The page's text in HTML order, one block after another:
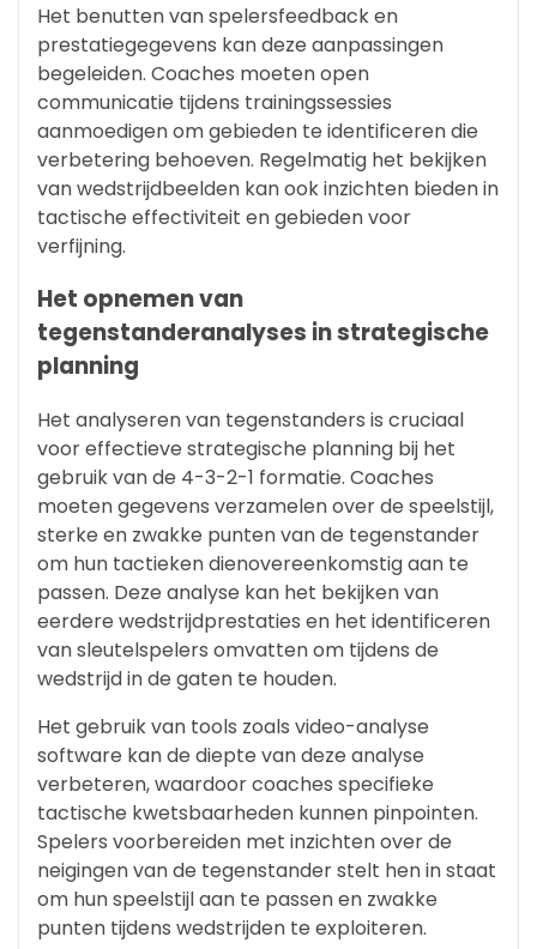
Het benutten van spelersfeedback en
prestatiegegevens kan deze aanpassingen
begeleiden. Coaches moeten open
communicatie tijdens trainingssessies
aanmoedigen om gebieden te identificeren die
verbetering behoeven. Regelmatig het bekijken
van wedstrijdbeelden kan ook inzichten bieden in
tactische effectiviteit en gebieden voor
verfijning.
Het opnemen van
tegenstanderanalyses in strategische
planning
Het analyseren van tegenstanders is cruciaal
voor effectieve strategische planning bij het
gebruik van de 4-3-2-1 formatie. Coaches
moeten gegevens verzamelen over de speelstijl,
sterke en zwakke punten van de tegenstander
om hun tactieken dienovereenkomstig aan te
passen. Deze analyse kan het bekijken van
eerdere wedstrijdprestaties en het identificeren
van sleutelspelers omvatten om tijdens de
wedstrijd in de gaten te houden.
Het gebruik van tools zoals video-analyse
software kan de diepte van deze analyse
verbeteren, waardoor coaches specifieke
tactische kwetsbaarheden kunnen pinpointen.
Spelers voorbereiden met inzichten over de
neigingen van de tegenstander stelt hen in staat
om hun speelstijl aan te passen en zwakke
punten tijdens wedstrijden te exploiteren.